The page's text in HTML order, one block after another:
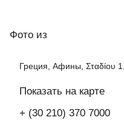
Фото из
Греция, Афины, Σταδίου
Показать на карте
+ (30 210) 370 7000